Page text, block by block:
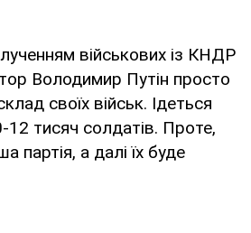
військових із КНДР
Володимир Путін просто
своїх військ. Ідеться
тисяч солдатів. Проте,
партія, а далі їх буде